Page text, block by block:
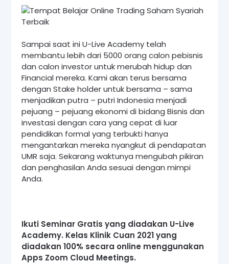
Sampai saat ini U-Live Academy telah
membantu lebih dari 5000 orang calon pebisnis
dan calon investor untuk merubah hidup dan
Financial mereka. Kami akan terus bersama
dengan Stake holder untuk bersama – sama
menjadikan putra – putri Indonesia menjadi
pejuang – pejuang ekonomi di bidang Bisnis dan
investasi dengan cara yang cepat di luar
pendidikan formal yang terbukti hanya
mengantarkan mereka nyangkut di pendapatan
UMR saja. Sekarang waktunya mengubah pikiran
dan penghasilan Anda sesuai dengan mimpi
Anda.
Ikuti Seminar Gratis yang diadakan U-Live
Academy. Kelas Klinik Cuan 2021 yang
diadakan 100% secara online menggunakan
Apps Zoom Cloud Meetings.